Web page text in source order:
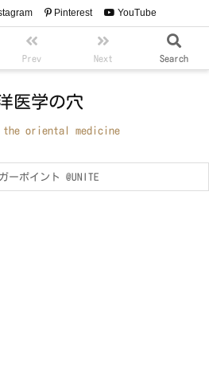
Prev Next Search
Pinterest YouTube
医学の穴
the oriental medicine
ーポイント @UNITE